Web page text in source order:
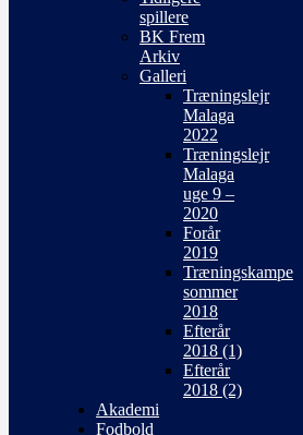
spillere
BK Frem
Arkiv
Galleri
Træningslejr
Malaga
2022
Træningslejr
Malaga
uge 9 –
2020
Forår
2019
Træningskampe
sommer
2018
Efterår
2018 (1)
Efterår
2018 (2)
Akademi
Fodbold